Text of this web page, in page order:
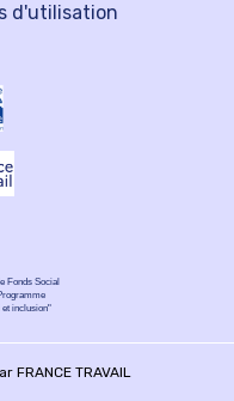
d'utilisation
Fonds Social
et inclusion"
TRAVAIL